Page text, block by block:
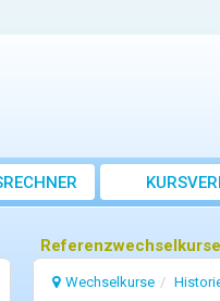
Wechselkurse